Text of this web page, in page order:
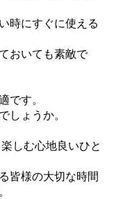
時にすぐに使える
おいても素敵で
です。
しょうか。
しむ心地良いひと
皆様の大切な時間